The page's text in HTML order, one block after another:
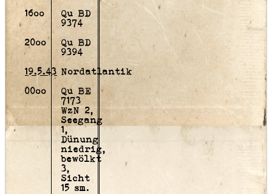
16oo
Qu BD
9374
20oo
Qu BD
9394
19.5.43 Nordatlantik
00oo
Qu BE
7173
WzN 2,
Seegang
1,
Dünung
niedrig,
bewölkt
3,
Sicht
15 sm.